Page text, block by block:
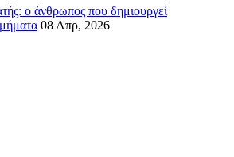
ο άνθρωπος που δημιουργεί
08 Απρ, 2026